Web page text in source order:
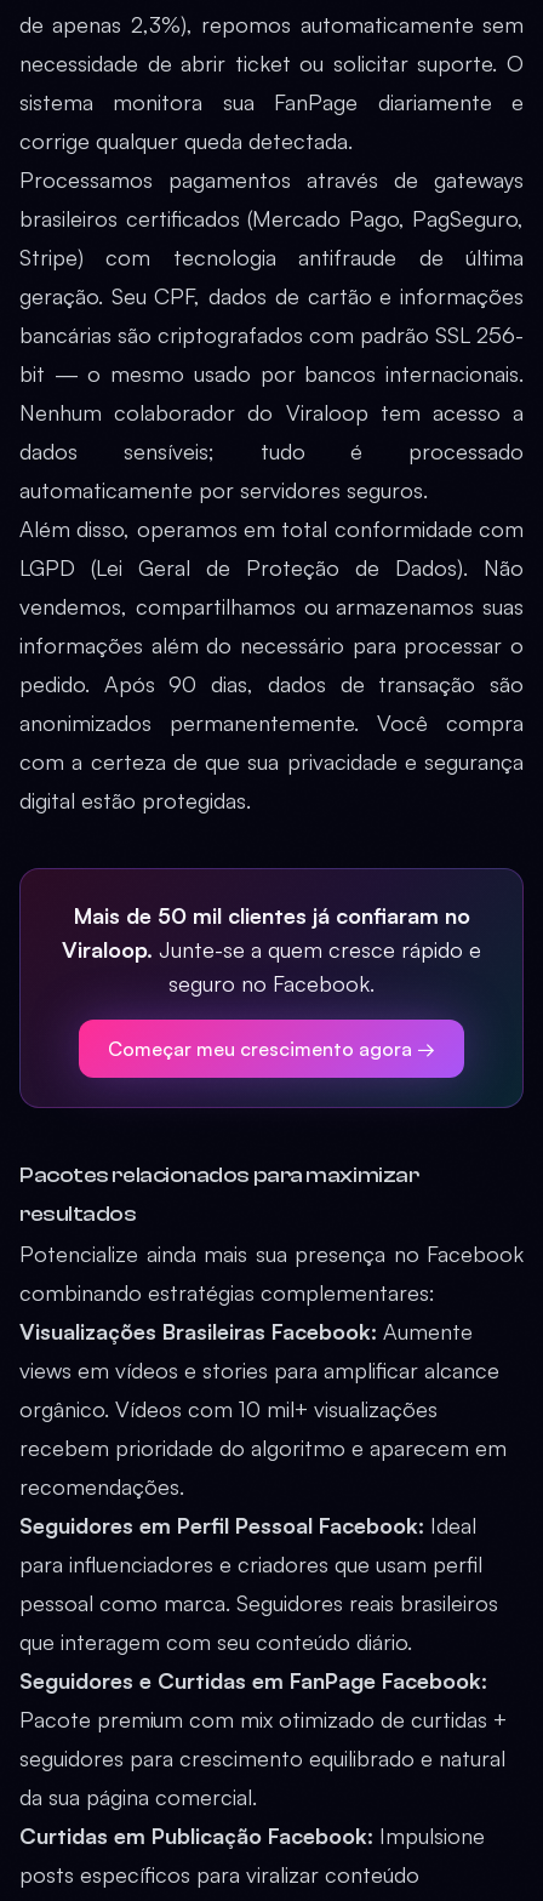
de apenas 2,3%), repomos automaticamente sem
necessidade de abrir ticket ou solicitar suporte. O
sistema monitora sua FanPage diariamente e
corrige qualquer queda detectada.
Processamos pagamentos através de gateways
brasileiros certificados (Mercado Pago, PagSeguro,
Stripe) com tecnologia antifraude de última
geração. Seu CPF, dados de cartão e informações
bancárias são criptografados com padrão SSL 256-
bit — o mesmo usado por bancos internacionais.
Nenhum colaborador do Viraloop tem acesso a
dados sensíveis; tudo é processado
automaticamente por servidores seguros.
Além disso, operamos em total conformidade com
LGPD (Lei Geral de Proteção de Dados). Não
vendemos, compartilhamos ou armazenamos suas
informações além do necessário para processar o
pedido. Após 90 dias, dados de transação são
anonimizados permanentemente. Você compra
com a certeza de que sua privacidade e segurança
digital estão protegidas.
Mais de 50 mil clientes já confiaram no
Viraloop. Junte-se a quem cresce rápido e
seguro no Facebook.
Começar meu crescimento agora →
Pacotes relacionados para maximizar
resultados
Potencialize ainda mais sua presença no Facebook
combinando estratégias complementares:
Visualizações Brasileiras Facebook: Aumente
views em vídeos e stories para amplificar alcance
orgânico. Vídeos com 10 mil+ visualizações
recebem prioridade do algoritmo e aparecem em
recomendações.
Seguidores em Perfil Pessoal Facebook: Ideal
para influenciadores e criadores que usam perfil
pessoal como marca. Seguidores reais brasileiros
que interagem com seu conteúdo diário.
Seguidores e Curtidas em FanPage Facebook:
Pacote premium com mix otimizado de curtidas +
seguidores para crescimento equilibrado e natural
da sua página comercial.
Curtidas em Publicação Facebook: Impulsione
posts específicos para viralizar conteúdo